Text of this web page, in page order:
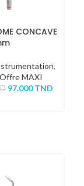
CONCAVE
,
Offre MAXI
97.000TND